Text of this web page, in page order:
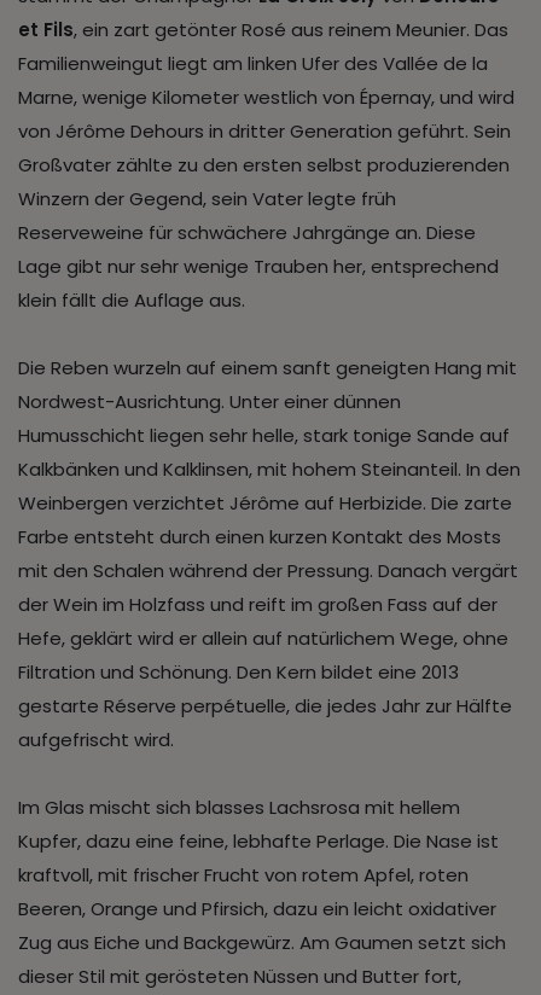
et Fils, ein zart getönter Rosé aus reinem Meunier. Das
Familienweingut liegt am linken Ufer des Vallée de la
Marne, wenige Kilometer westlich von Épernay, und wird
von Jérôme Dehours in dritter Generation geführt. Sein
Großvater zählte zu den ersten selbst produzierenden
Winzern der Gegend, sein Vater legte früh
Reserveweine für schwächere Jahrgänge an. Diese
Lage gibt nur sehr wenige Trauben her, entsprechend
klein fällt die Auflage aus.
Die Reben wurzeln auf einem sanft geneigten Hang mit
Nordwest-Ausrichtung. Unter einer dünnen
Humusschicht liegen sehr helle, stark tonige Sande auf
Kalkbänken und Kalklinsen, mit hohem Steinanteil. In den
Weinbergen verzichtet Jérôme auf Herbizide. Die zarte
Farbe entsteht durch einen kurzen Kontakt des Mosts
mit den Schalen während der Pressung. Danach vergärt
der Wein im Holzfass und reift im großen Fass auf der
Hefe, geklärt wird er allein auf natürlichem Wege, ohne
Filtration und Schönung. Den Kern bildet eine 2013
gestarte Réserve perpétuelle, die jedes Jahr zur Hälfte
aufgefrischt wird.
Im Glas mischt sich blasses Lachsrosa mit hellem
Kupfer, dazu eine feine, lebhafte Perlage. Die Nase ist
kraftvoll, mit frischer Frucht von rotem Apfel, roten
Beeren, Orange und Pfirsich, dazu ein leicht oxidativer
Zug aus Eiche und Backgewürz. Am Gaumen setzt sich
dieser Stil mit gerösteten Nüssen und Butter fort,